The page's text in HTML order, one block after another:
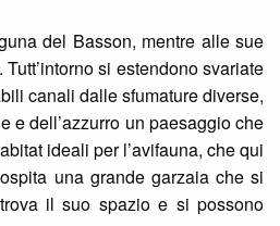
del Basson, mentre alle sue
si estendono svariate
canali dalle sfumature diverse,
e dell’azzurro un paesaggio che
ideali per l’avifauna, che qui
una grande garzaia che si
il suo spazio e si possono